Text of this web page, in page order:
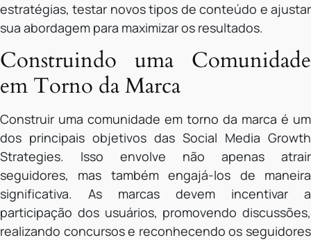
estratégias, testar novos tipos de conteúdo e ajustar
sua abordagem para maximizar os resultados.
Construindo uma Comunidade
em Torno da Marca
Construir uma comunidade em torno da marca é um
dos principais objetivos das Social Media Growth
Strategies. Isso envolve não apenas atrair
seguidores, mas também engajá-los de maneira
significativa. As marcas devem incentivar a
participação dos usuários, promovendo discussões,
realizando concursos e reconhecendo os seguidores